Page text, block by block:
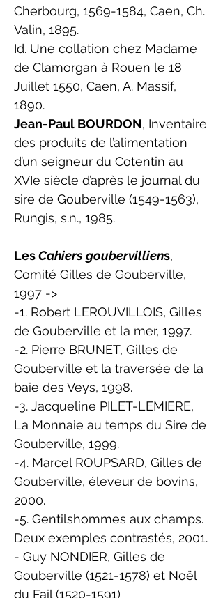
Cherbourg, 1569-1584, Caen, Ch.
Valin, 1895.
Id. Une collation chez Madame
de Clamorgan à Rouen le 18
Juillet 1550, Caen, A. Massif,
1890.
Jean-Paul BOURDON, Inventaire
des produits de l’alimentation
d’un seigneur du Cotentin au
XVIe siècle d’après le journal du
sire de Gouberville (1549-1563),
Rungis, s.n., 1985.
LesCahiers goubervilliens,
Comité Gilles de Gouberville,
1997 ->
-1. Robert LEROUVILLOIS, Gilles
de Gouberville et la mer, 1997.
-2. Pierre BRUNET, Gilles de
Gouberville et la traversée de la
baie des Veys, 1998.
-3. Jacqueline PILET-LEMIERE,
La Monnaie au temps du Sire de
Gouberville, 1999.
-4. Marcel ROUPSARD, Gilles de
Gouberville, éleveur de bovins,
2000.
-5. Gentilshommes aux champs.
Deux exemples contrastés, 2001.
- Guy NONDIER, Gilles de
Gouberville (1521-1578) et Noël
du Fail (1520-1591)